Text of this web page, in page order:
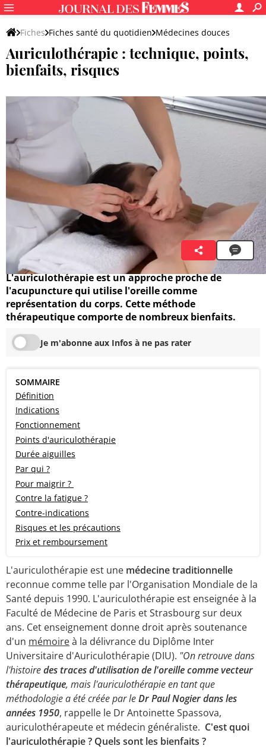
Fiches Fiches santé du quotidien Médecines douces
Remèdes naturels et autres médecines douces
Auriculothérapie : technique, points,
bienfaits, risques
Peggy Cardin-Changizi
16 juin 2023 16:43
L'auriculothérapie est un approche proche de
l'acupuncture qui utilise l'oreille comme
représentation du corps. Cette méthode
thérapeutique comporte de nombreux bienfaits.
Je m'abonne aux Infos à ne pas rater
SOMMAIRE
Définition
Indications
Fonctionnement
Points d'auriculothérapie
Durée aiguilles
Par qui ?
Pour maigrir ?
Contre la fatigue ?
Contre-indications
Risques et les précautions
Prix et remboursement
L'auriculothérapie est une médecine traditionnelle
reconnue comme telle par l'Organisation Mondiale de la
Santé depuis 1990. L'auriculothérapie est enseignée à la
Faculté de Médecine de Paris et Strasbourg sur deux
ans. Cet enseignement donne droit après soutenance
d'un mémoireà la délivrance du Diplôme Inter
Universitaire d'Auriculothérapie (DIU). "On retrouve dans
l'histoiredes traces d'utilisation de l'oreille comme vecteur
thérapeutique, mais l'auriculothérapie en tant que
méthodologie a été créée par leDr Paul Nogier dans les
années 1950, rappelle le Dr Antoinette Spassova,
auriculothérapeute et médecin généraliste. C'est quoi
l'auriculothérapie ? Quels sont les bienfaits ?